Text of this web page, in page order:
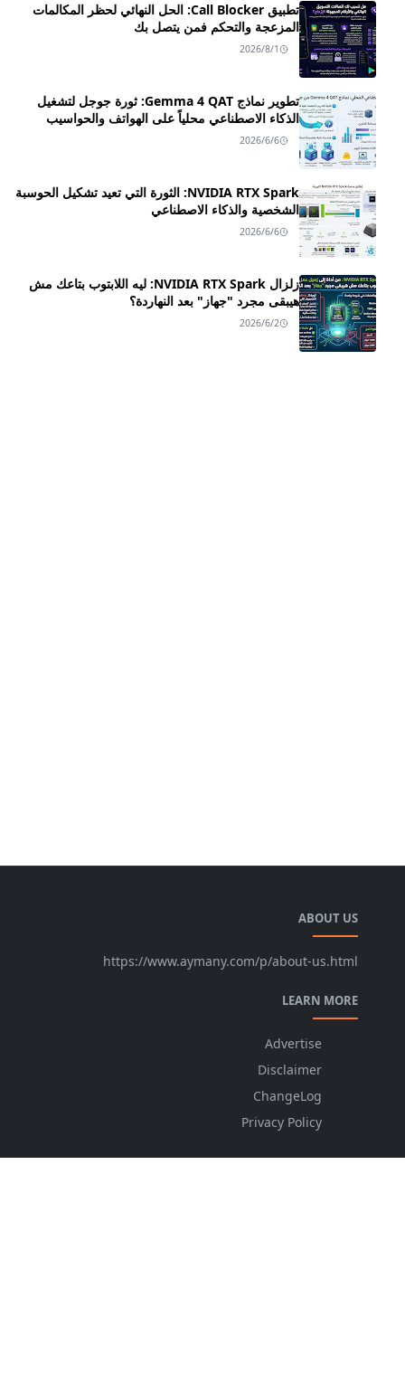
تطبيق Call Blocker: الحل النهائي لحظر المكالمات
المزعجة والتحكم فمن يتصل بك
2026/8/1
تطوير نماذج Gemma 4 QAT: ثورة جوجل لتشغيل
الذكاء الاصطناعي محلياً على الهواتف والحواسيب
2026/6/6
NVIDIA RTX Spark: الثورة التي تعيد تشكيل الحوسبة
الشخصية والذكاء الاصطناعي
2026/6/6
زلزال NVIDIA RTX Spark: ليه اللابتوب بتاعك مش
هيبقى مجرد "جهاز" بعد النهاردة؟
2026/6/2
ABOUT US
https://www.aymany.com/p/about-us.html
LEARN MORE
Advertise
Disclaimer
ChangeLog
Privacy Policy